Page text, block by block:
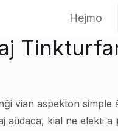
Hejmo
vian aspekton
aŭdaca, kial ne elekti a